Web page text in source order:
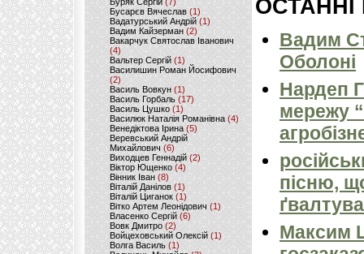
Бусарєв Вячеслав (1)
Вадатурський Андрій (1)
Вадим Кайзерман (2)
Вакарчук Святослав Іванович
(4)
Вальтер Сергій (1)
Василишин Роман Йосифович
(2)
Василь Вовкун (1)
Василь Горбаль (17)
Василь Цушко (1)
Василюк Наталія Романівна (4)
Венедіктова Ірина(5)
Веревський Андрій
Михайлович (6)
Виходцев Геннадій (2)
Віктор Ющенко (4)
Вінник Іван (8)
Віталій Данілов (1)
Віталій Циганок (1)
Вітко Артем Леонідович(1)
Власенко Сергій (6)
Вовк Дмитро(2)
Войцеховський Олексій(1)
Волга Василь (1)
ОСТАННІ
Вадим
Оболоні
Нардеп
мережу
пісню,
Максим